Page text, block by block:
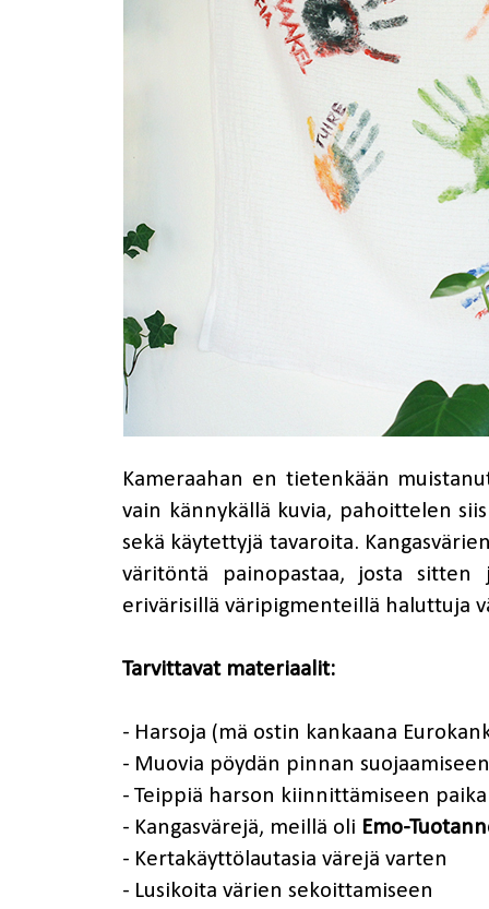
Kameraahan en tietenkään
vain kännykällä kuvia, pahoittelen
sekä käytettyjä tavaroita.
väritöntä painopastaa, josta sitten
erivärisillä väripigmenteillä haluttuja
Tarvittavat materiaalit:
- Harsoja (mä ostin kankaana
- Muovia pöydän pinnan suojaamiseen
- Teippiä harson kiinnittämiseen
- Kangasvärejä, meillä oli Emo-
- Kertakäyttölautasia värejä varten
- Lusikoita värien sekoittamiseen